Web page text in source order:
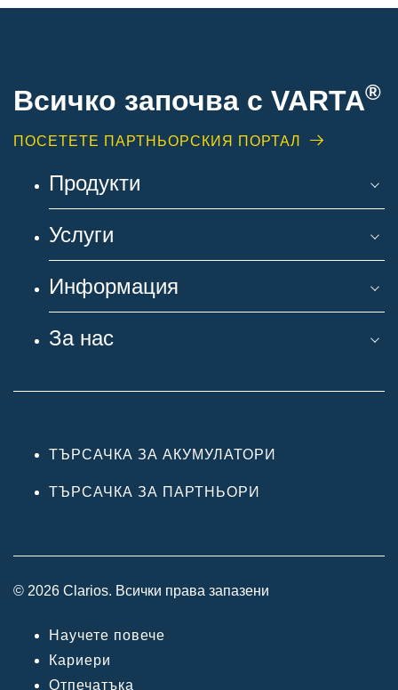
Всичко започва с VARTA®
ПОСЕТЕТЕ ПАРТНЬОРСКИЯ ПОРТАЛ
Продукти
Услуги
Информация
За нас
ТЪРСАЧКА ЗА АКУМУЛАТОРИ
ТЪРСАЧКА ЗА ПАРТНЬОРИ
© 2026 Clarios. Всички права запазени
Научете повече
Кариери
Отпечатъка